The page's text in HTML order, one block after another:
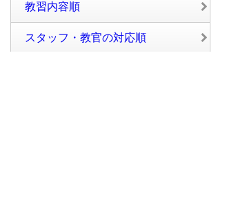
教習内容順
スタッフ・教官の対応順